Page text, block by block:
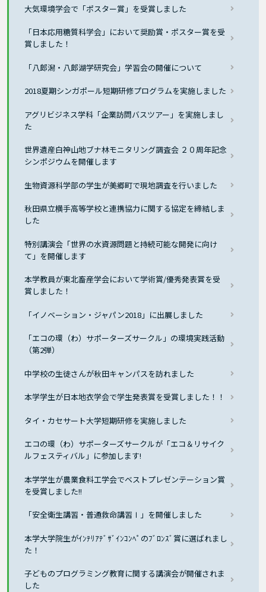
大気環境学会で「ポスター賞」を受賞しました
「日本応用糖質科学会」において奨励賞・ポスター賞を受
賞しました！
「八郎潟・八郎湖学研究会」学習会の開催について
2018夏期シンガポール短期研修プログラムを実施しました
アグリビジネス学科「企業訪問バスツアー」を実施しまし
た
世界遺産白神山地ブナ林モニタリング調査会 ２０周年記念
シンポジウムを開催します
生物資源科学部の学生が美郷町で現地調査を行いました
秋田県立横手高等学校と連携協力に関する協定を締結しま
した
特別講演会「世界の水資源問題と持続可能な開発に向け
て」を開催します
本学教員が東北畜産学会において学術賞/優秀発表賞を受
賞しました！
「イノベーション・ジャパン2018」に出展しました
「エコの環（わ）サポーターズサークル」の環境実践活動
（第2弾）
中学校の生徒さんが秋田キャンパスを訪れました
本学学生が日本地衣学会で学生発表賞を受賞しました！！
タイ・カセサート大学短期研修を実施しました
エコの環（わ）サポーターズサークルが「エコ＆リサイク
ルフェスティバル」に参加します!
本学学生が農業食料工学会でベストプレゼンテーション賞
を受賞しました!!
「安全衛生講習・普通救命講習Ⅰ」を開催しました
本学大学院生がｲﾝﾃﾘｱﾃﾞｻﾞｲﾝｺﾝﾍﾟのﾌﾞﾛﾝｽﾞ賞に選ばれまし
た！
子どものプログラミング教育に関する講演会が開催されま
した